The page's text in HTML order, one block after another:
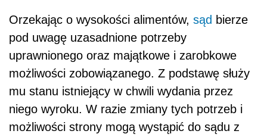
Orzekając o wysokości alimentów, sąd bierze
pod uwagę uzasadnione potrzeby
uprawnionego oraz majątkowe i zarobkowe
możliwości zobowiązanego. Z podstawę służy
mu stanu istniejący w chwili wydania przez
niego wyroku. W razie zmiany tych potrzeb i
możliwości strony mogą wystąpić do sądu z